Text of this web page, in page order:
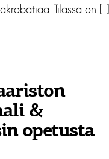
Tilassa on […]
&
opetusta